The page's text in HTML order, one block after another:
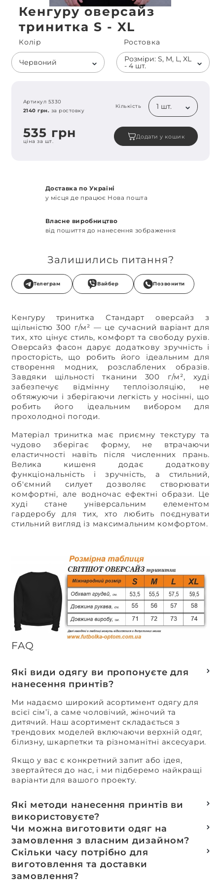
Кенгуру оверсайз
тринитка S - XL
Колiр
Червоний
Ростовка
Розміри: S, M, L, XL
- 4 шт.
Артикул 5330
2140 грн. за ростовку
Кількість 1 шт.
535 грн
ціна за шт.
Додати у кошик
Доставка по Україні
у місця де працює Нова пошта
Власне виробництво
від пошиття до нанесення зображення
Залишились питання?
Телеграм Вайбер Позвонити
Кенгуру тринитка Стандарт оверсайз з
щільністю 300 г/м² — це сучасний варіант для
тих, хто цінує стиль, комфорт та свободу рухів.
Оверсайз фасон дарує додаткову зручність і
просторість, що робить його ідеальним для
створення модних, розслаблених образів.
Завдяки щільності тканини 300 г/м², худі
забезпечує відмінну теплоізоляцію, не
обтяжуючи і зберігаючи легкість у носінні, що
робить його ідеальним вибором для
прохолодної погоди.
Матеріал тринитка має приємну текстуру та
чудово зберігає форму, не втрачаючи
еластичності навіть після численних прань.
Велика кишеня додає додаткову
функціональність і зручність, а стильний,
об'ємний силует дозволяє створювати
комфортні, але водночас ефектні образи. Це
худі стане універсальним елементом
гардеробу для тих, хто любить поєднувати
стильний вигляд із максимальним комфортом.
FAQ
Які види одягу ви пропонуєте для
нанесення принтів?
Ми надаємо широкий асортимент одягу для
всієї сім’ї, а саме чоловічий, жіночий та
дитячий. Наш асортимент складається з
трендових моделей включаючи верхній одяг,
білизну, шкарпетки та різноманітні аксесуари.
Якщо у вас є конкретний запит або ідея,
звертайтеся до нас, і ми підберемо найкращі
варіанти для вашого проекту.
Які методи нанесення принтів ви
використовуєте?
Термотранферний
Шовкотрафаретний
DTF – друк
Машинна вишивка
Чи можна виготовити одяг на
замовлення з власним дизайном?
Так, ми спеціалізуємося на розробці колекцій
та мерчу під ключ, цей процес включає підбір
тканин, розробку лекал, дизай та
завершується пошиттям готового виробу.
Скільки часу потрібно для
виготовлення та доставки
замовлення?